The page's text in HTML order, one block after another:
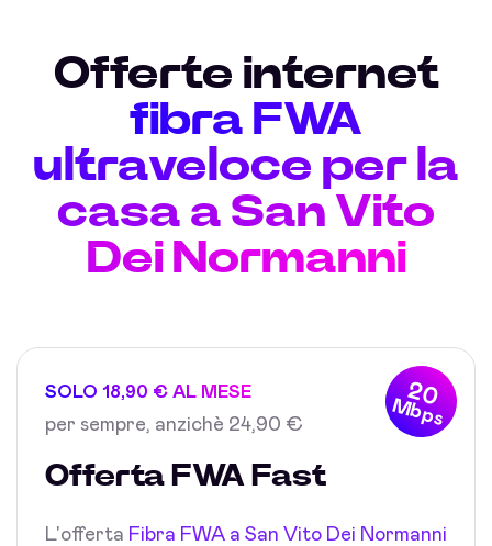
Offerte internet
fibra FWA
ultraveloce per la
casa a San Vito
Dei Normanni
20
Mbps
SOLO 18,90 € AL MESE
per sempre, anzichè 24,90 €
Offerta FWA Fast
L'offerta Fibra FWA a San Vito Dei Normanni